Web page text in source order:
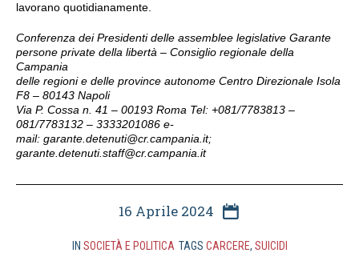
lavorano quotidianamente.
Conferenza dei Presidenti delle assemblee legislative Garante
persone private della libertà – Consiglio regionale della
Campania
delle regioni e delle province autonome Centro Direzionale Isola
F8 – 80143 Napoli
Via P. Cossa n. 41 – 00193 Roma Tel: +081/7783813 –
081/7783132 – 3333201086 e-
mail: garante.detenuti@cr.campania.it;
garante.detenuti.staff@cr.campania.it
16 Aprile 2024
IN SOCIETÀ E POLITICA TAGS CARCERE, SUICIDI